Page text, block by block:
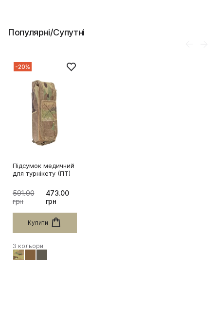
Популярні/Супутні
-20%
Підсумок медичний
для турнікету (ПТ)
591.00
грн
473.00
грн
Купити
3 кольори